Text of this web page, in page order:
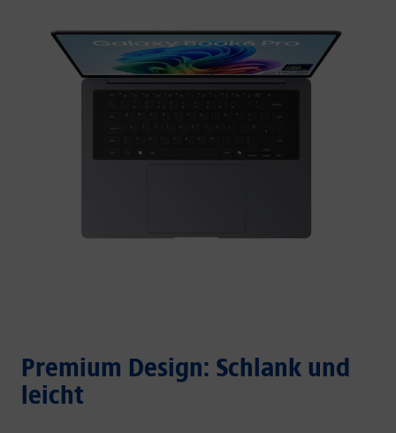
Premium Design: Schlank und
leicht